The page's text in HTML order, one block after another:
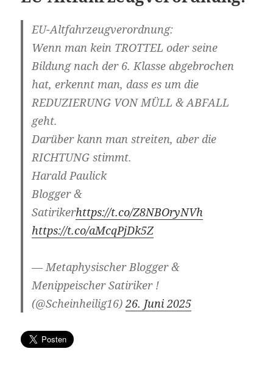
EU-Altfahrzeugverordnung:
Wenn man kein TROTTEL oder seine
Bildung nach der 6. Klasse abgebrochen
hat, erkennt man, dass es um die
REDUZIERUNG VON MÜLL & ABFALL
geht.
Darüber kann man streiten, aber die
RICHTUNG stimmt.
Harald Paulick
Blogger &
Satirikerhttps://t.co/Z8NBOryNVh
https://t.co/aMcqPjDk5Z
— Metaphysischer Blogger &
Menippeischer Satiriker !
(@Scheinheilig16)26. Juni 2025